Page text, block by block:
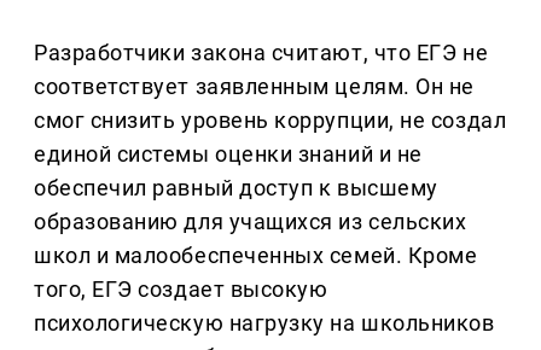
Разработчики закона считают, что ЕГЭ не
соответствует заявленным целям. Он не
смог снизить уровень коррупции, не создал
единой системы оценки знаний и не
обеспечил равный доступ к высшему
образованию для учащихся из сельских
школ и малообеспеченных семей. Кроме
того, ЕГЭ создает высокую
психологическую нагрузку на школьников